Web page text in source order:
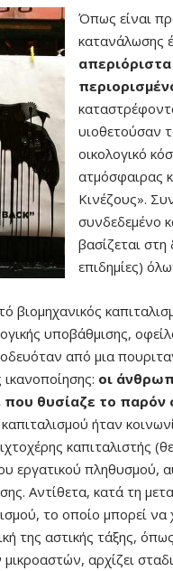
Όπως είναι
κατανάλωσης
υιοθετούσαν
οικολογικό
ατμόσφαιρας
Κινέζους».
συνδεδεμένο
βασίζεται
επιδημίες)
βιομηχανικός
υποβάθμισης,
από μια
οι
που θυσίαζε το
ήταν
καπιταλιστής
εργατικού πληθυσμού,
Αντίθετα, κατά τη
το οποίο μπορεί
της αστικής τάξης,
αρχίζει